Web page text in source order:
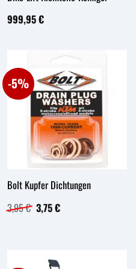
999,95€
-5%
Bolt Kupfer Dichtungen
3,95€ Ursprünglicher
Preis
3,75€Aktueller
Preis